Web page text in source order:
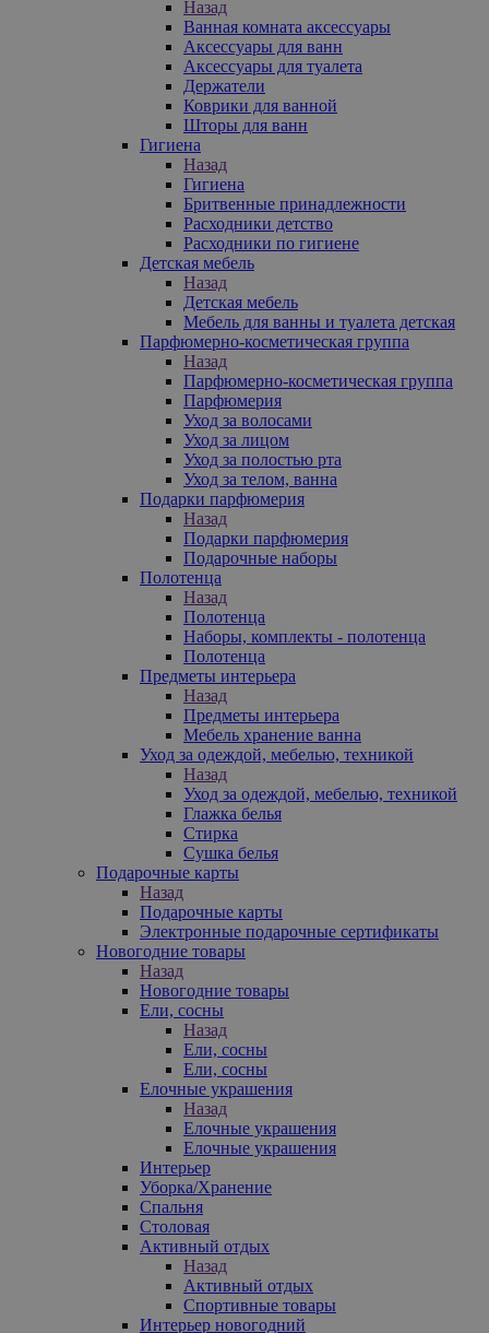
Назад
Ванная комната аксессуары
Аксессуары для ванн
Аксессуары для туалета
Держатели
Коврики для ванной
Шторы для ванн
Гигиена
Назад
Гигиена
Бритвенные принадлежности
Расходники детство
Расходники по гигиене
Детская мебель
Назад
Детская мебель
Мебель для ванны и туалета детская
Парфюмерно-косметическая группа
Назад
Парфюмерно-косметическая группа
Парфюмерия
Уход за волосами
Уход за лицом
Уход за полостью рта
Уход за телом, ванна
Подарки парфюмерия
Назад
Подарки парфюмерия
Подарочные наборы
Полотенца
Назад
Полотенца
Наборы, комплекты - полотенца
Полотенца
Предметы интерьера
Назад
Предметы интерьера
Мебель хранение ванна
Уход за одеждой, мебелью, техникой
Назад
Уход за одеждой, мебелью, техникой
Глажка белья
Стирка
Сушка белья
Подарочные карты
Назад
Подарочные карты
Электронные подарочные сертификаты
Новогодние товары
Назад
Новогодние товары
Ели, сосны
Назад
Ели, сосны
Ели, сосны
Елочные украшения
Назад
Елочные украшения
Елочные украшения
Интерьер
Уборка/Хранение
Спальня
Столовая
Активный отдых
Назад
Активный отдых
Спортивные товары
Интерьер новогодний